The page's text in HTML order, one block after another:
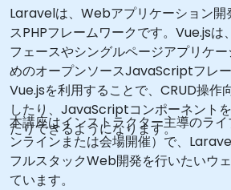
Laravelは、Webアプリケーション開
スPHPフレームワークです。Vue.jsは
フェースやシングルページアプリケ
めのオープンソースJavaScriptフレー
Vue.jsを利用することで、CRUD操作
したり、JavaScriptコンポーネント
たりできるようになります。
本講座はインストラクター主導のラ
ンラインまたは会場開催）で、
フルスタックWeb開発を行いたいウ
ています。